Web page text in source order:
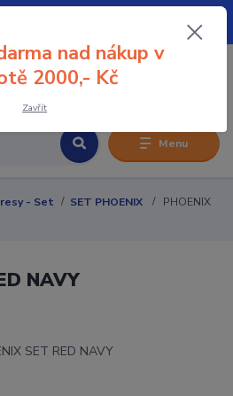
Menu
- Set SET PHOENIX
PHOENIX
NAVY
nad nákup v
2000,- Kč
Zavřít